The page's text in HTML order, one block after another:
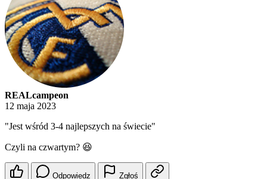
REALcampeon
12 maja 2023
"Jest wśród 3-4 najlepszych na świecie"
Czyli na czwartym? 😆
Odpowiedz Zgłoś